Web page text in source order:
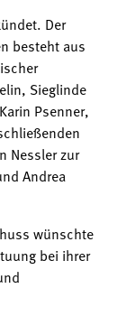
Der
besteht aus
Sieglinde
Psenner,
Nessler zur
Andrea
wünschte
bei ihrer